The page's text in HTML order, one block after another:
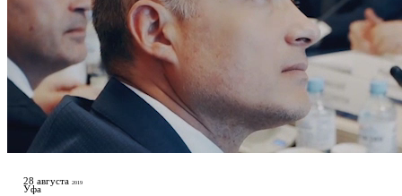
28 августа 2019
Уфа